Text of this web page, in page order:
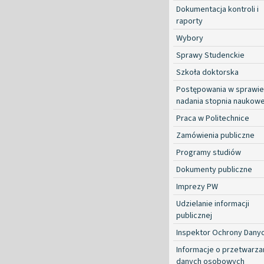
Dokumentacja kontroli i
raporty
Wybory
Sprawy Studenckie
Szkoła doktorska
Postępowania w sprawie
nadania stopnia
Praca w Politechnice
Zamówienia publiczne
Programy studiów
Dokumenty publiczne
Imprezy PW
Udzielanie informacji
publicznej
Inspektor Ochrony
Informacje o
danych osobowych